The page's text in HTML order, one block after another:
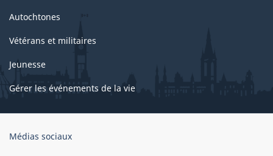
Autochtones
Vétérans et militaires
Jeunesse
Gérer les événements de la vie
Organisation
Médias sociaux